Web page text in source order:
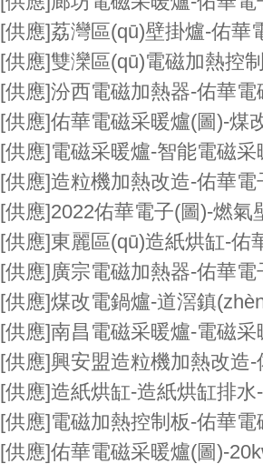
[供應]荔灣區(qū)壁掛爐-佑華
[供應]雙灤區(qū)電磁加熱控
[供應]汾西電磁加熱器-佑華
[供應]佑華電磁采暖爐(圖)-煤
[供應]電磁采暖爐-智能電磁
[供應]造粒機加熱改造-佑華
[供應]2022佑華電子(圖)-燃氣
[供應]東麗區(qū)造紙烘缸-佑
[供應]廣宗電磁加熱器-佑華
[供應]煤改電鍋爐-道滘鎮
[供應]南昌電磁采暖爐-電磁
[供應]興安盟造粒機加熱改造
[供應]造紙烘缸-造紙烘缸排水
[供應]電磁加熱控制板-佑華
[供應]佑華電磁采暖爐(圖)-